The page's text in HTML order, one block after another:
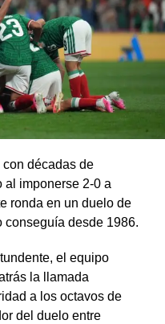
décadas de
al imponerse 2-0 a
ronda en un duelo de
desde 1986.
el equipo
la llamada
a los octavos de
del duelo entre